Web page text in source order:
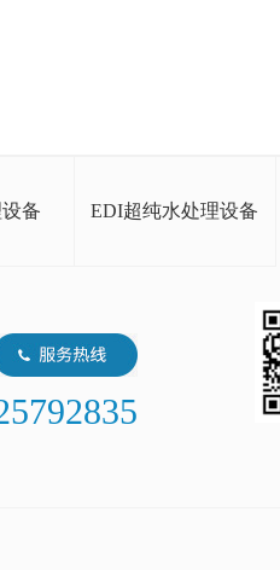
备 EDI超纯水处理设备